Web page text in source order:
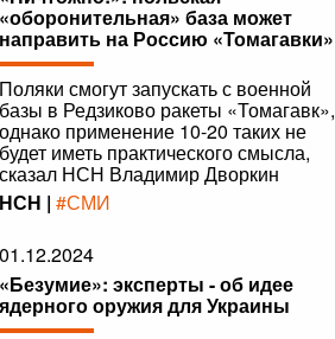
«оборонительная» база может
направить на Россию «Томагавки»
Поляки смогут запускать с военной
базы в Редзиково ракеты «Томагавк»,
однако применение 10-20 таких не
будет иметь практического смысла,
сказал НСН Владимир Дворкин
НСН | #СМИ
01.12.2024
«Безумие»: эксперты - об идее
ядерного оружия для Украины